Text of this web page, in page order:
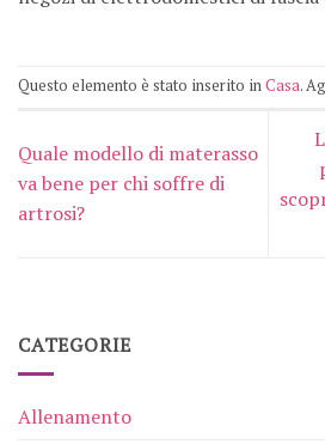
Questo elemento è stato inserito inCasa.
Quale modello di materasso
va bene per chi soffre di
artrosi?
CATEGORIE
Allenamento